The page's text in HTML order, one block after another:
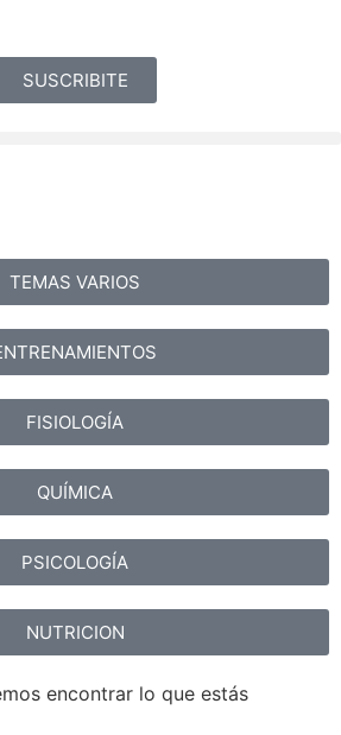
SUSCRIBITE
TEMAS VARIOS
FISIOLOGÍA
QUÍMICA
PSICOLOGÍA
NUTRICION
encontrar lo que estás